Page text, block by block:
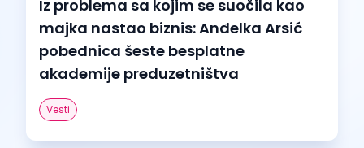
Iz problema sa kojim se suočila kao
majka nastao biznis: Anđelka Arsić
pobednica šeste besplatne
akademije preduzetništva
Vesti